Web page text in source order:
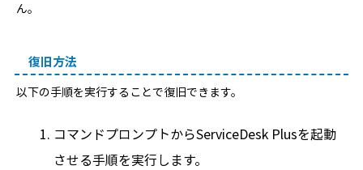
ん。
復旧方法
以下の手順を実行することで復旧できます。
コマンドプロンプトからServiceDesk Plusを起動
させる手順を実行します。